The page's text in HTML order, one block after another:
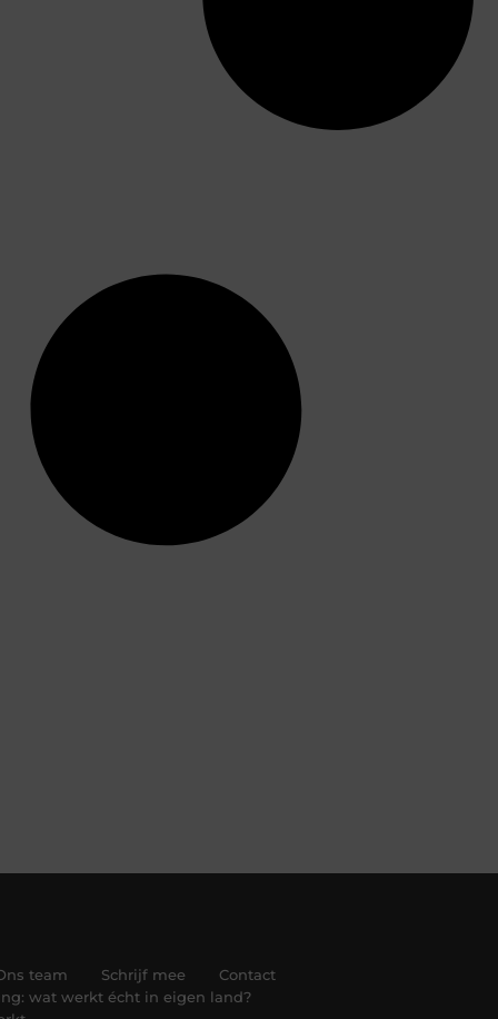
team Schrijf mee
Contact
wat werkt écht in eigen land?